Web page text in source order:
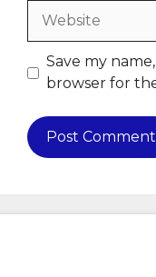
Website
Save my
browser for